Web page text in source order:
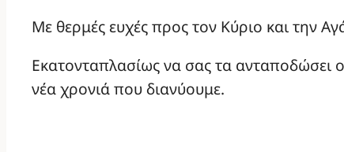
Με θερμές ευχές προς τον Κύριο και την
Εκατονταπλασίως να σας τα ανταποδώσει
νέα χρονιά που διανύουμε.